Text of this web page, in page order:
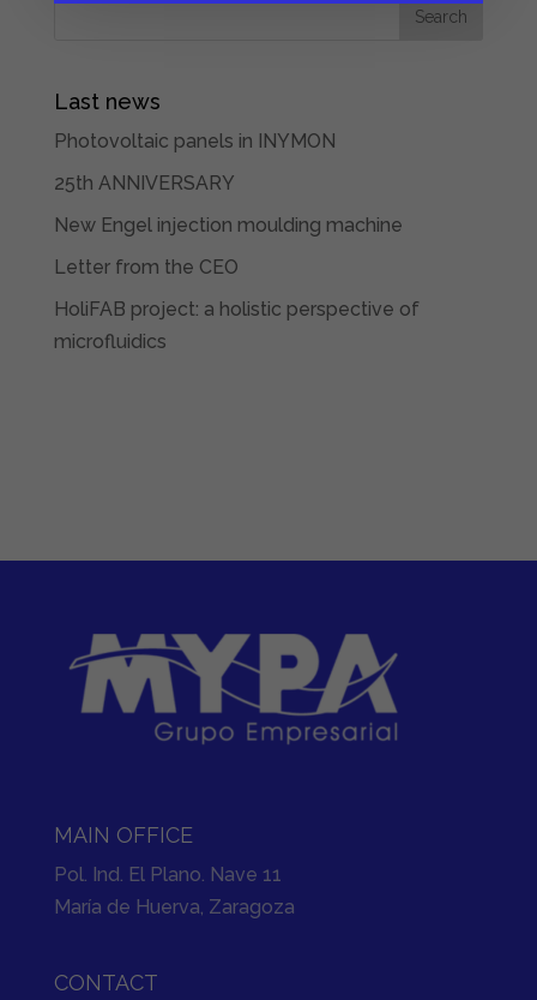
Last news
Photovoltaic panels in INYMON
25th ANNIVERSARY
New Engel injection moulding machine
Letter from the CEO
HoliFAB project: a holistic perspective of
microfluidics
MAIN OFFICE
Pol. Ind. El Plano. Nave 11
María de Huerva, Zaragoza
CONTACT